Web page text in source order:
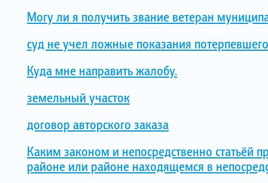
Могу ли я получить звание ветеран
суд не учел ложные показания потерпевшего
Куда мне направить жалобу.
земельный участок
договор авторского заказа
Каким законом и непосредственно статьёй
районе или районе находящемся в